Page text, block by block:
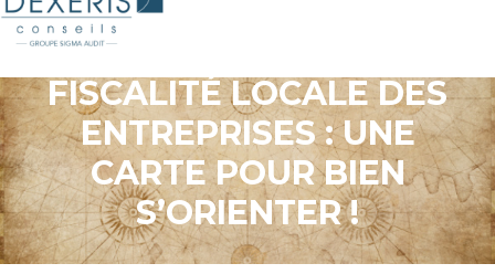
Aller
au
contenu
FISCALITÉ LOCALE DES
ENTREPRISES : UNE
CARTE POUR BIEN
S’ORIENTER !